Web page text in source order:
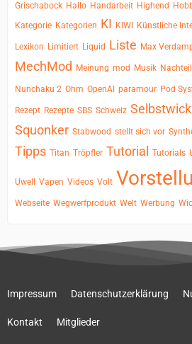
Grischabock Hallo Handarbeit Highend
Kategorie Kategorien KI KIWI Künstliche
Lexikon Limitiert Liquid Liste Max
MechMod Meinung mod Musik
Nunchaku 2 Ohm OpenAI paramour Pod
Rezept Rezepte SBS Schweiz
Squonker Stabwood stellt sich vor
Tipps Titan Tröpfler Tutorial Tutorials
Uwell Vapen Videos Volt
Webseite Wegwerfprodukt Welt Werbung
Impressum Datenschutzerklärung
Kontakt Mitglieder